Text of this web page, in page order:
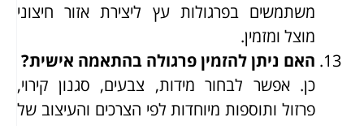
משתמשים בפרגולות עץ ליצירת אזור חיצוני
מוצל ומזמין.
האם ניתן להזמין פרגולה בהתאמה אישית?
כן. אפשר לבחור מידות, צבעים, סגנון קירוי,
פרזול ותוספות מיוחדות לפי הצרכים והעיצוב של